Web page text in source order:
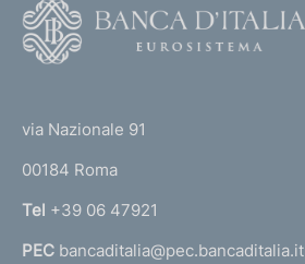
o
n
i
m
e
r
n
a
via Nazionale 91
00184 Roma
Tel +39 06 47921
PEC bancaditalia@pec.bancaditalia.it